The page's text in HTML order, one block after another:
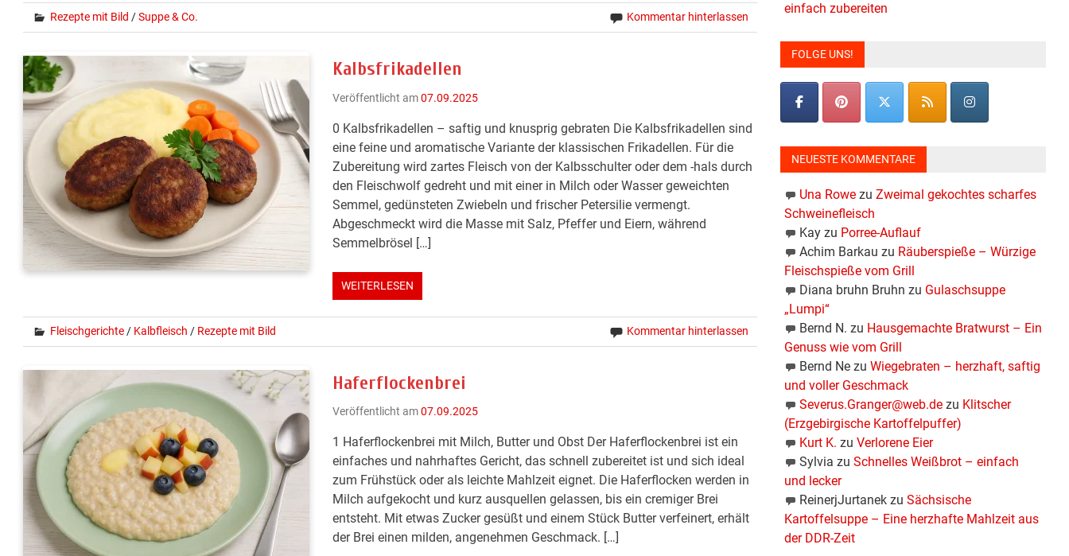
Rezepte mit Bild /Suppe & Co. Kommentar hinterlassen
Kalbsfrikadellen
Veröffentlicht am07.09.2025
0 Kalbsfrikadellen – saftig und knusprig gebraten Die Kalbsfrikadellen sind
eine feine und aromatische Variante der klassischen Frikadellen. Für die
Zubereitung wird zartes Fleisch von der Kalbsschulter oder dem -hals durch
den Fleischwolf gedreht und mit einer in Milch oder Wasser geweichten
Semmel, gedünsteten Zwiebeln und frischer Petersilie vermengt.
Abgeschmeckt wird die Masse mit Salz, Pfeffer und Eiern, während
Semmelbrösel […]
WEITERLESEN
Fleischgerichte/ Kalbfleisch / Rezepte mit Bild Kommentar hinterlassen
Haferflockenbrei
Veröffentlicht am07.09.2025
1 Haferflockenbrei mit Milch, Butter und Obst Der Haferflockenbrei ist ein
einfaches und nahrhaftes Gericht, das schnell zubereitet ist und sich ideal
zum Frühstück oder als leichte Mahlzeit eignet. Die Haferflocken werden in
Milch aufgekocht und kurz ausquellen gelassen, bis ein cremiger Brei
entsteht. Mit etwas Zucker gesüßt und einem Stück Butter verfeinert, erhält
der Brei einen milden, angenehmen Geschmack. […]
einfach zubereiten
FOLGE UNS!
NEUESTE KOMMENTARE
Una Rowezu Zweimal gekochtes scharfes
Schweinefleisch
Kayzu Porree-Auflauf
Achim Barkau zu Räuberspieße – Würzige
Fleischspieße vom Grill
Diana bruhn Bruhn zu Gulaschsuppe
„Lumpi“
Bernd N. zu Hausgemachte Bratwurst – Ein
Genuss wie vom Grill
Bernd Nezu Wiegebraten – herzhaft, saftig
und voller Geschmack
Severus.Granger@web.dezu Klitscher
(Erzgebirgische Kartoffelpuffer)
Kurt K. zu Verlorene Eier
Sylvia zu Schnelles Weißbrot – einfach
und lecker
ReinerjJurtanekzu Sächsische
Kartoffelsuppe – Eine herzhafte Mahlzeit aus
der DDR-Zeit